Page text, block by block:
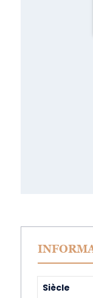
Siècle